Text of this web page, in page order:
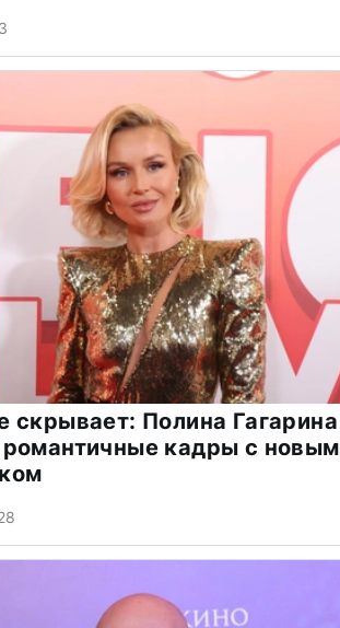
скрывает: Полина Гагарина
романтичные кадры с новым